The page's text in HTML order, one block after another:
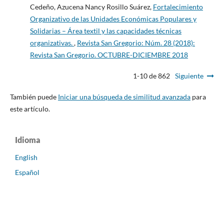
Cedeño, Azucena Nancy Rosillo Suárez, Fortalecimiento
Organizativo de las Unidades Económicas Populares y
Solidarias – Área textil y las capacidades técnicas
organizativas., Revista San Gregorio: Núm. 28 (2018):
Revista San Gregorio. OCTUBRE-DICIEMBRE 2018
1-10 de 862 Siguiente
También puede Iniciar una búsqueda de similitud avanzadapara
este artículo.
Idioma
English
Español